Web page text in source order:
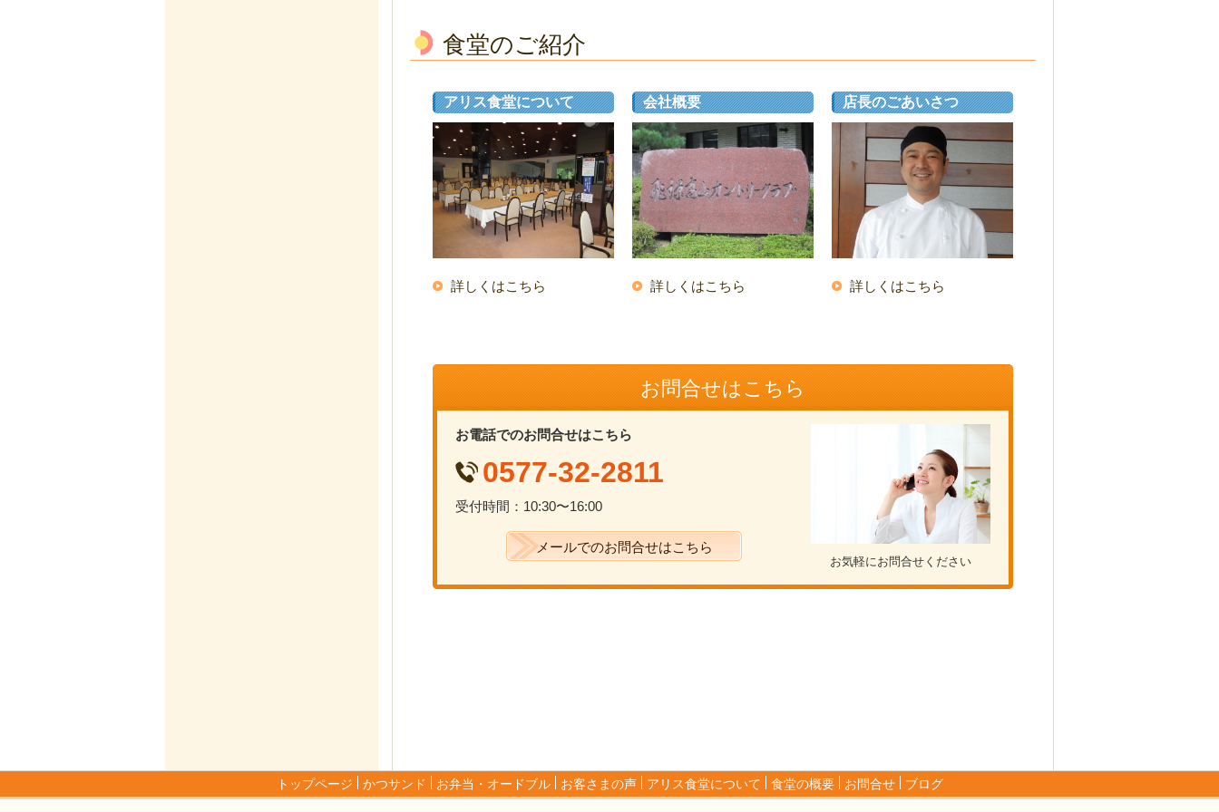
食堂のご紹介
アリス食堂について
詳しくはこちら
会社概要
詳しくはこちら
店長のごあいさつ
詳しくはこちら
お問合せはこちら
お気軽にお問合せください
お電話でのお問合せはこちら
0577-32-2811
受付時間：10:30〜16:00
メールでのお問合せはこちら
トップページ かつサンド お弁当・オードブル お客さまの声 アリス食堂について 食堂の概要 お問合せ ブログ